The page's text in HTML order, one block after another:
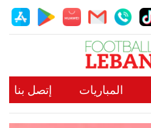
المباريات إتصل بنا